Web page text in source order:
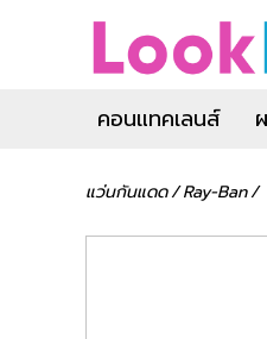
คอนแทคเลนส์
แว่นกันแดด/Ray-Ban/